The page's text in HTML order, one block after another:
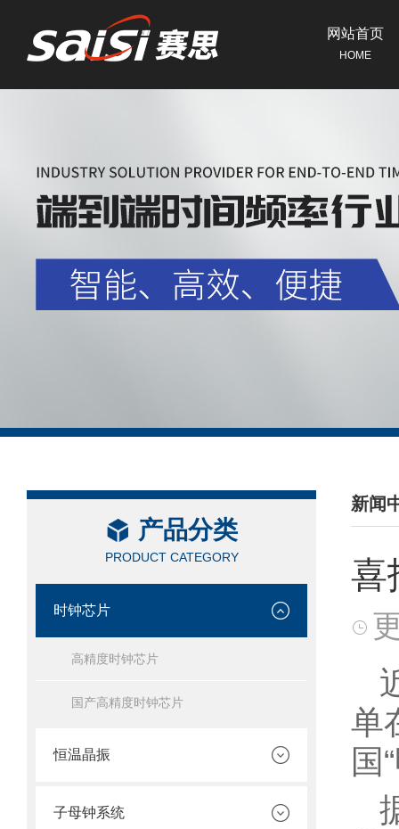
网站首页
HOME
产品分类
PRODUCT CATEGORY
时钟芯片
高精度时钟芯片
国产高精度时钟芯片
恒温晶振
子母钟系统
新闻
/
喜
单
国